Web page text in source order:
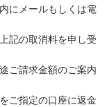
にメールもしくは電
記の取消料を申し受
ご請求金額のご案内
ご指定の口座に返金